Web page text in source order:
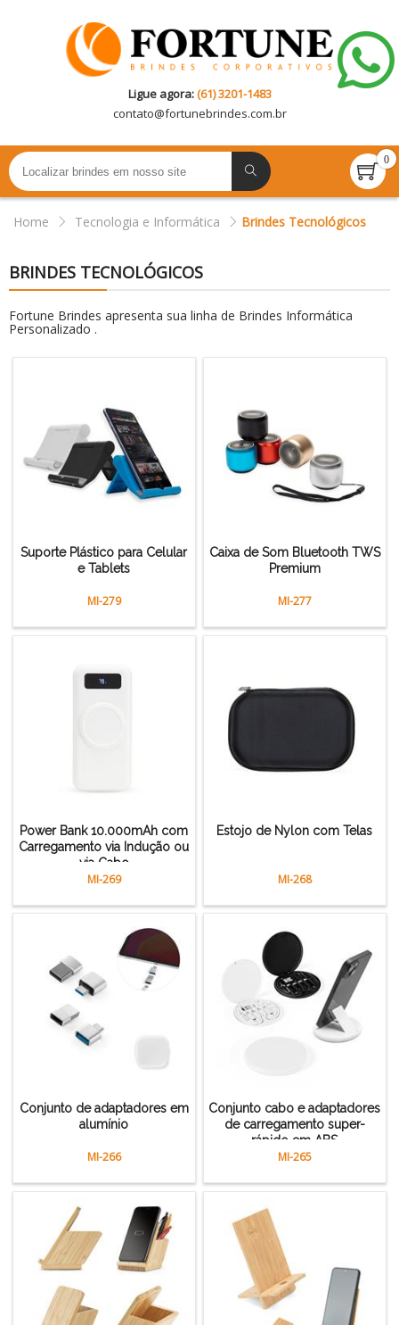
Ligue agora:(61) 3201-1483
contato@fortunebrindes.com.br
0
Home Tecnologia e Informática Brindes Tecnológicos
BRINDES TECNOLÓGICOS
Fortune Brindes apresenta sua linha de Brindes Informática
Personalizado .
Suporte Plástico para Celular
e Tablets
MI-279
Caixa de Som Bluetooth TWS
Premium
MI-277
Power Bank 10.000mAh com
Carregamento via Indução ou
via Cabo
MI-269
Estojo de Nylon com Telas
MI-268
Conjunto de adaptadores em
alumínio
MI-266
Conjunto cabo e adaptadores
de carregamento super-
rápido em ABS
MI-265